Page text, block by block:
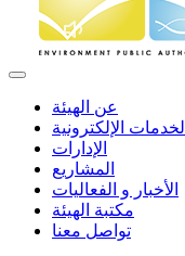
عن الهيئة
الخدمات الإلكترونية
الإدارات
المشاريع
الأخبار و الفعاليات
مكتبة الهيئة
تواصل معنا